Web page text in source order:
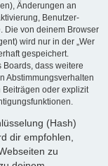
Änderungen an
Benutzer-
Die von deinem Browser
wird nur in der „Wer
gespeichert.
dass weitere
Abstimmungsverhalten
Beiträgen oder explizit
(Hash)
dir empfohlen,
zu